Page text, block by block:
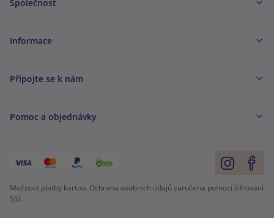
Společnost
Informace
Připojte se k nám
Pomoc a objednávky
Možnost platby kartou. Ochrana osobních údajů zaručena pomocí šifrování
SSL.